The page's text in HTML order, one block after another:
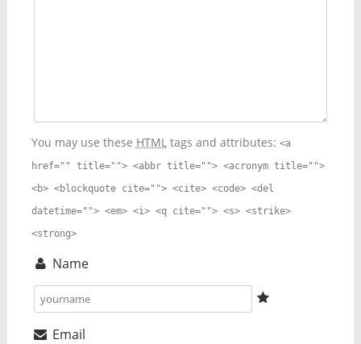
You may use these HTMLtags and attributes: <a
href="" title=""> <abbr title=""> <acronym title="">
<b> <blockquote cite=""> <cite> <code> <del
datetime=""> <em> <i> <q cite=""> <s> <strike>
<strong>
Name
Email